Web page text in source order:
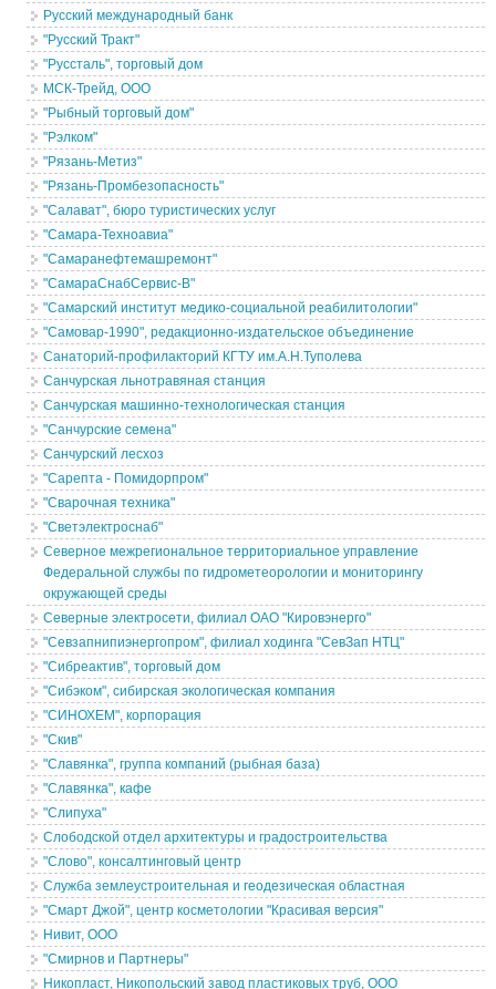
Русский международный банк
"Русский Тракт"
"Руссталь", торговый дом
МСК-Трейд, ООО
"Рыбный торговый дом"
"Рэлком"
"Рязань-Метиз"
"Рязань-Промбезопасность"
"Салават", бюро туристических услуг
"Самара-Техноавиа"
"Самаранефтемашремонт"
"СамараСнабСервис-В"
"Самарский институт медико-социальной реабилитологии"
"Самовар-1990", редакционно-издательское объединение
Санаторий-профилакторий КГТУ им.А.Н.Туполева
Санчурская льнотравяная станция
Санчурская машинно-технологическая станция
"Санчурские семена"
Санчурский лесхоз
"Сарепта - Помидорпром"
"Сварочная техника"
"Светэлектроснаб"
Северное межрегиональное территориальное управление
Федеральной службы по гидрометеорологии и мониторингу
окружающей среды
Северные электросети, филиал ОАО "Кировэнерго"
"Севзапнипиэнергопром", филиал ходинга "СевЗап НТЦ"
"Сибреактив", торговый дом
"Сибэком", сибирская экологическая компания
"СИНОХЕМ", корпорация
"Скив"
"Славянка", группа компаний (рыбная база)
"Славянка", кафе
"Слипуха"
Слободской отдел архитектуры и градостроительства
"Слово", консалтинговый центр
Служба землеустроительная и геодезическая областная
"Смарт Джой", центр косметологии "Красивая версия"
Нивит, ООО
"Смирнов и Партнеры"
Никопласт, Никопольский завод пластиковых труб, ООО